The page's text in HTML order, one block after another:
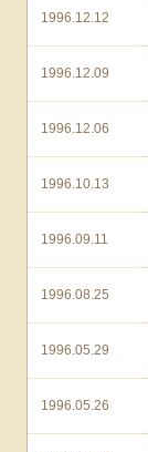
1996.12.12
1996.12.09
1996.12.06
1996.10.13
1996.09.11
1996.08.25
1996.05.29
1996.05.26